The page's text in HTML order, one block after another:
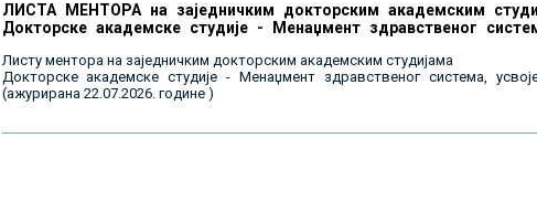
ЛИСТА МЕНТОРА на заједничким докторским академским
Докторске академске студије - Менаџмент здравственог
Листу ментора на заједничким докторским академским студијама
Докторске академске студије - Менаџмент здравственог система,
(ажурирана 22.07.2026. године )